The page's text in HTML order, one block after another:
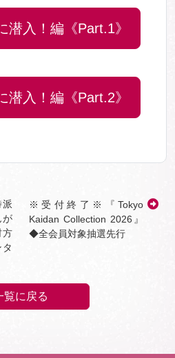
潜入！編《Part.1》
潜入！編《Part.2》
が
方
※受付終了※『Tokyo
Kaidan Collection 2026』
◆全会員対象抽選先行
覧に戻る